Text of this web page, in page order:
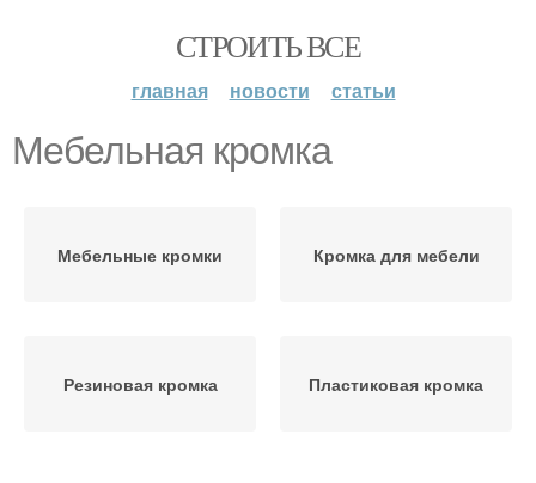
СТРОИТЬ ВСЕ
главная новости статьи
Мебельная кромка
Мебельные кромки Кромка для мебели
Резиновая кромка Пластиковая кромка